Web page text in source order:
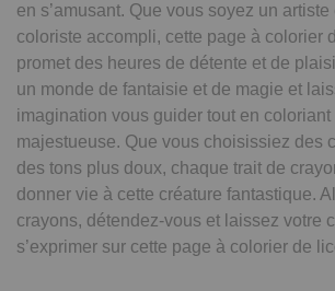
en s’amusant. Que vous soyez un
coloriste accompli, cette page à colorier
promet des heures de détente et de
un monde de fantaisie et de magie et
imagination vous guider tout en coloriant
majestueuse. Que vous choisissiez des
des tons plus doux, chaque trait de
donner vie à cette créature fantastique.
crayons, détendez-vous et laissez votre
s’exprimer sur cette page à colorier de